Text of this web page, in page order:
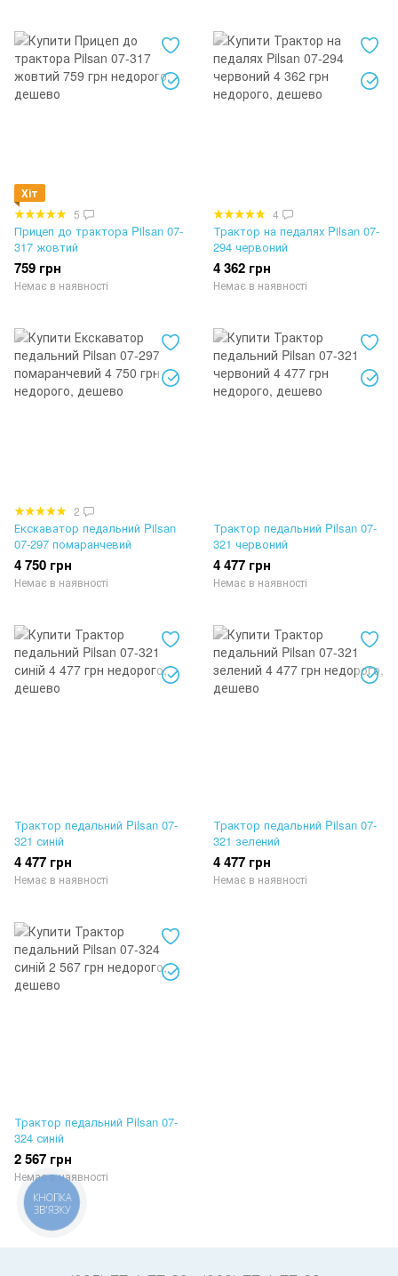
Хіт
5
Прицеп до трактора Pilsan 07-
317 жовтий
759 грн
Немає в наявності
4
Трактор на педалях Pilsan 07-
294 червоний
4 362 грн
Немає в наявності
2
Екскаватор педальний Pilsan
07-297 помаранчевий
4 750 грн
Немає в наявності
Трактор педальний Pilsan 07-
321 червоний
4 477 грн
Немає в наявності
Трактор педальний Pilsan 07-
321 синій
4 477 грн
Немає в наявності
Трактор педальний Pilsan 07-
321 зелений
4 477 грн
Немає в наявності
Трактор педальний Pilsan 07-
324 синій
2 567 грн
Немає в наявності
КНОПКА
ЗВ'ЯЗКУ